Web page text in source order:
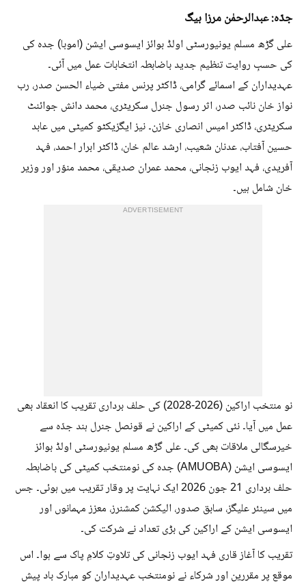
جدّہ: عبدالرحمٰن مرزا بیگ
علی گڑھ مسلم یونیورسٹی اولڈ بوائز ایسوسی ایشن (اموبا) جدہ کی
کی حسبِ روایت تنظیم جدید باضابطہ انتخابات عمل میں آئی۔
عہدیداران کے اسمائے گرامی، ڈاکٹر پرنس مفتی ضیاء الحسن صدر، رب
نواز خان نائب صدر، اثر رسول جنرل سکریٹری، محمد دانش جوائنٹ
سکریٹری، ڈاکٹر امیس انصاری خازن۔ نیز ایگزیکٹو کمیٹی میں عابد
حسین آفتاب، عدنان شعیب، ارشد عالم خان، ڈاکٹر ابرار احمد، فہد
آفریدی، فہد ایوب زنجانی، محمد عمران صدیقی، محمد منوّر اور وزیر
خان شامل ہیں۔
ADVERTISEMENT
نو منتخب اراکین (2026-2028) کی حلف برداری تقریب کا انعقاد بھی
عمل میں آیا۔ نئی کمیٹی کے اراکین نے قونصل جنرل ہند جدّہ سے
خیرسگالی ملاقات بھی کی۔ علی گڑھ مسلم یونیورسٹی اولڈ بوائز
ایسوسی ایشن (AMUOBA) جدہ کی نومنتخب کمیٹی کی باضابطہ
حلف برداری 21 جون 2026 ایک نہایت پر وقار تقریب میں ہوئی۔ جس
میں سینئر علیگز، سابق صدور، الیکشن کمشنرز، معزز مہمانوں اور
ایسوسی ایشن کے اراکین کی بڑی تعداد نے شرکت کی۔
تقریب کا آغاز قاری فہد ایوب زنجانی کی تلاوتِ کلامِ پاک سے ہوا۔ اس
موقع پر مقررین اور شرکاء نے نومنتخب عہدیداران کو مبارک باد پیش